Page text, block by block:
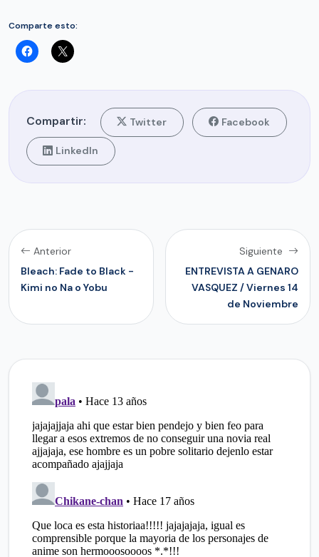
Comparte esto:
Compartir: Twitter Facebook
LinkedIn
Anterior
Bleach: Fade to Black -
Kimi no Na o Yobu
Siguiente
ENTREVISTA A GENARO
VASQUEZ / Viernes 14
de Noviembre